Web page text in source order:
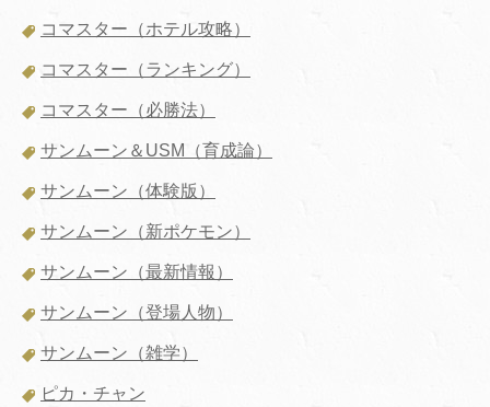
コマスター（ホテル攻略）
コマスター（ランキング）
コマスター（必勝法）
サンムーン＆USM（育成論）
サンムーン（体験版）
サンムーン（新ポケモン）
サンムーン（最新情報）
サンムーン（登場人物）
サンムーン（雑学）
ピカ・チャン